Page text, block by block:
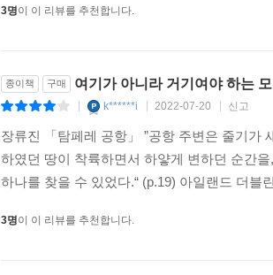
3명이 이 리뷰를 추천합니다.
종이책 구매 여기가 아니라 거기여야 하는
k******i 2022-07-20 신고
장류진 「탐페레 공항」 ”공항 주변은 줄기가
하였던 땅이 착륙하면서 하얗게 변하던 순간
하나를 찾을 수 있었다.“ (p.19) 아일랜드 더
3명이 이 리뷰를 추천합니다.